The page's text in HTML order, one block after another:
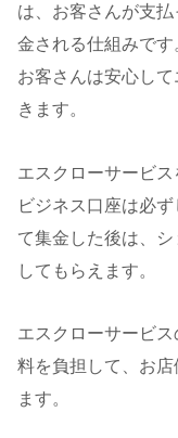
は、お客さんが支
金される仕組みです
お客さんは安心し
きます。
エスクローサービス
ビジネス口座は必
て集金した後は、
してもらえます。
エスクローサービ
料を負担して、お
ます。